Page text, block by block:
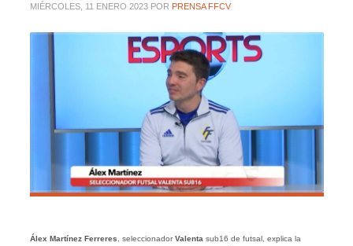
MIÉRCOLES, 11 ENERO 2023 POR PRENSA FFCV
Álex Martínez Ferreres, seleccionadorValentasub16 de futsal, explica la